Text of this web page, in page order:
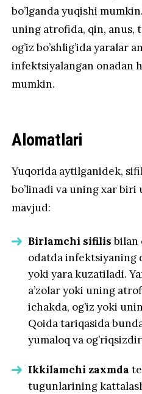
bo’lganda yuqishi
uning atrofida, qin, anus,
og’iz bo’shlig’ida yaralar
infektsiyalangan onadan
mumkin.
Alomatlari
Yuqorida aytilganidek,
bo’linadi va uning xar biri
mavjud:
Birlamchi sifilisbilan
odatda infektsiyaning
yoki yara kuzatiladi.
a’zolar yoki uning
ichakda, og’iz yoki
Qoida tariqasida
yumaloq va
Ikkilamchi zaxmda
tugunlarining